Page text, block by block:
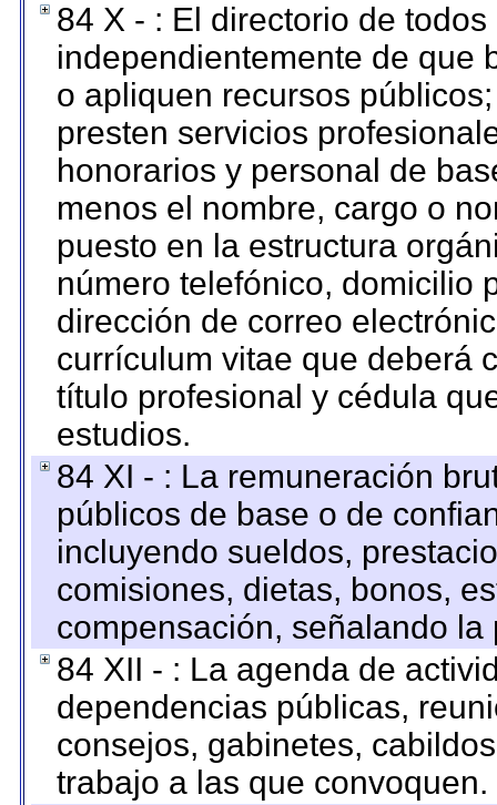
84 X - : El directorio de
independientemente de que
o apliquen recursos
presten servicios
honorarios y personal de
menos el nombre, cargo o
puesto en la estructura
número telefónico, domicilio
dirección de correo
currículum vitae que deberá
título profesional y cédula
estudios.
84 XI - : La remuneración
públicos de base o de
incluyendo sueldos,
comisiones, dietas, bonos,
compensación, señalando
84 XII - : La agenda de
dependencias públicas,
consejos, gabinetes,
trabajo a las que convoquen.